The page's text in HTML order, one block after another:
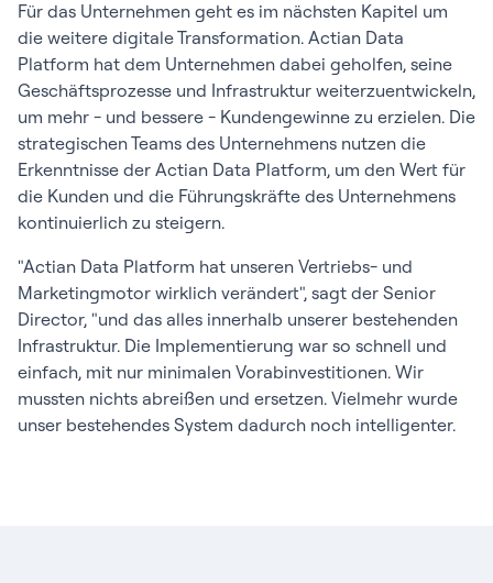
Für das Unternehmen geht es im nächsten Kapitel um
die weitere digitale Transformation. Actian Data
Platform hat dem Unternehmen dabei geholfen, seine
Geschäftsprozesse und Infrastruktur weiterzuentwickeln,
um mehr - und bessere - Kundengewinne zu erzielen. Die
strategischen Teams des Unternehmens nutzen die
Erkenntnisse der Actian Data Platform, um den Wert für
die Kunden und die Führungskräfte des Unternehmens
kontinuierlich zu steigern.
"Actian Data Platform hat unseren Vertriebs- und
Marketingmotor wirklich verändert", sagt der Senior
Director, "und das alles innerhalb unserer bestehenden
Infrastruktur. Die Implementierung war so schnell und
einfach, mit nur minimalen Vorabinvestitionen. Wir
mussten nichts abreißen und ersetzen. Vielmehr wurde
unser bestehendes System dadurch noch intelligenter.